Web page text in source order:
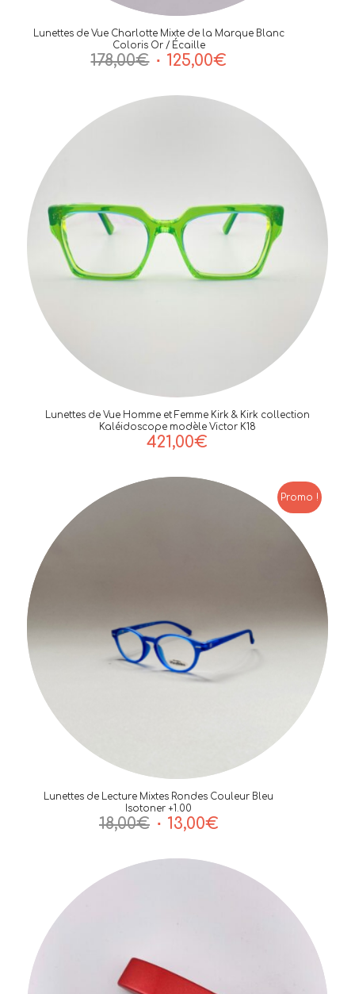
Lunettes de Vue Charlotte Mixte de la Marque Blanc
Coloris Or / Écaille
178,00€ Le
initial
125,00€
est :
125,00€.
Lunettes de Vue Homme et Femme Kirk & Kirk collection
Kaléidoscope modèle Victor K18
421,00€
Promo !
Lunettes de Lecture Mixtes Rondes Couleur Bleu
Isotoner +1.00
18,00€ Le
initial
13,00€Le
actuel
est :
13,00€.